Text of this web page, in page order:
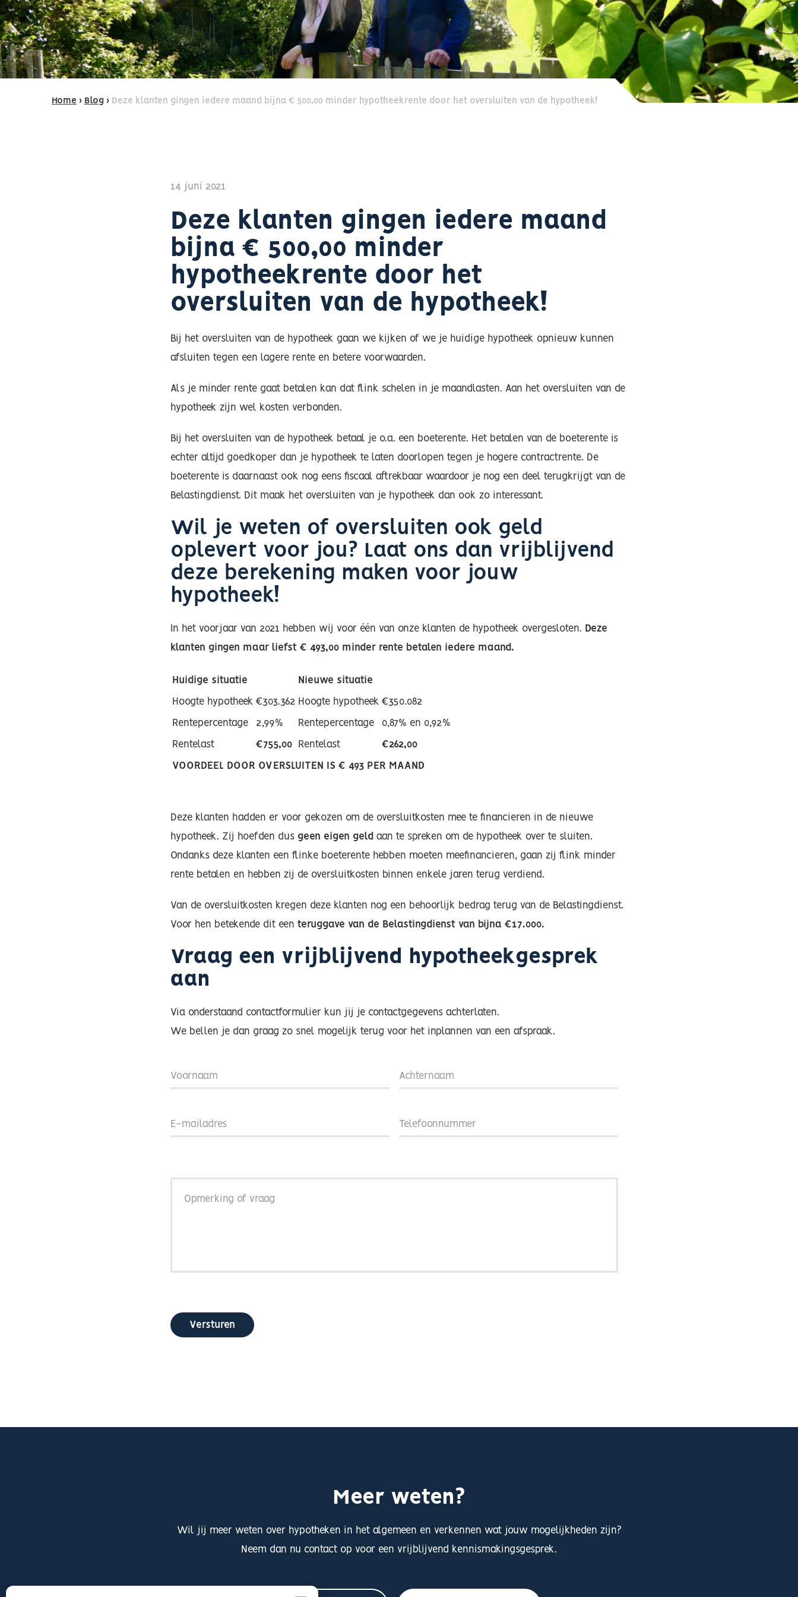
Home › Blog › Deze klanten gingen iedere maand bijna € 500,00 minder hypotheekrente door het oversluiten van de hypotheek!
14 juni 2021
Deze klanten gingen iedere maand
bijna € 500,00 minder
hypotheekrente door het
oversluiten van de hypotheek!
Bij het oversluiten van de hypotheek gaan we kijken of we je huidige hypotheek opnieuw kunnen
afsluiten tegen een lagere rente en betere voorwaarden.
Als je minder rente gaat betalen kan dat flink schelen in je maandlasten. Aan het oversluiten van de
hypotheek zijn wel kosten verbonden.
Bij het oversluiten van de hypotheek betaal je o.a. een boeterente. Het betalen van de boeterente is
echter altijd goedkoper dan je hypotheek te laten doorlopen tegen je hogere contractrente. De
boeterente is daarnaast ook nog eens fiscaal aftrekbaar waardoor je nog een deel terugkrijgt van de
Belastingdienst. Dit maak het oversluiten van je hypotheek dan ook zo interessant.
Wil je weten of oversluiten ook geld
oplevert voor jou? Laat ons dan vrijblijvend
deze berekening maken voor jouw
hypotheek!
In het voorjaar van 2021 hebben wij voor één van onze klanten de hypotheek overgesloten. Deze
klanten gingen maar liefst € 493,00 minder rente betalen iedere maand.
Huidige situatie Nieuwe situatie
Hoogte hypotheek €303.362 Hoogte hypotheek €350.082
Rentepercentage 2,99% Rentepercentage 0,87% en 0,92%
Rentelast €755,00 Rentelast €262,00
VOORDEEL DOOR OVERSLUITEN IS € 493 PER MAAND
Deze klanten hadden er voor gekozen om de oversluitkosten mee te financieren in de nieuwe
hypotheek. Zij hoefden dus geen eigen geld aan te spreken om de hypotheek over te sluiten.
Ondanks deze klanten een flinke boeterente hebben moeten meefinancieren, gaan zij flink minder
rente betalen en hebben zij de oversluitkosten binnen enkele jaren terug verdiend.
Van de oversluitkosten kregen deze klanten nog een behoorlijk bedrag terug van de Belastingdienst.
Voor hen betekende dit een teruggave van de Belastingdienst van bijna €17.000.
Vraag een vrijblijvend hypotheekgesprek
aan
Via onderstaand contactformulier kun jij je contactgegevens achterlaten.
We bellen je dan graag zo snel mogelijk terug voor het inplannen van een afspraak.
mailadres
Versturen
Meer weten?
Wil jij meer weten over hypotheken in het algemeen en verkennen wat jouw mogelijkheden zijn?
Neem dan nu contact op voor een vrijblijvend kennismakingsgesprek.